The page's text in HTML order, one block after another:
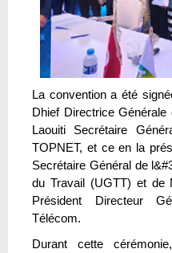
La convention a été
Dhief Directrice
Laouiti Secrétaire
TOPNET, et ce en la
Secrétaire Général de
du Travail (UGTT) et de
Président Directeur
Télécom.
Durant cette